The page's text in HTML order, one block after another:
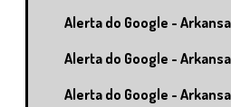
Alerta do Google -
Alerta do Google -
Alerta do Google -